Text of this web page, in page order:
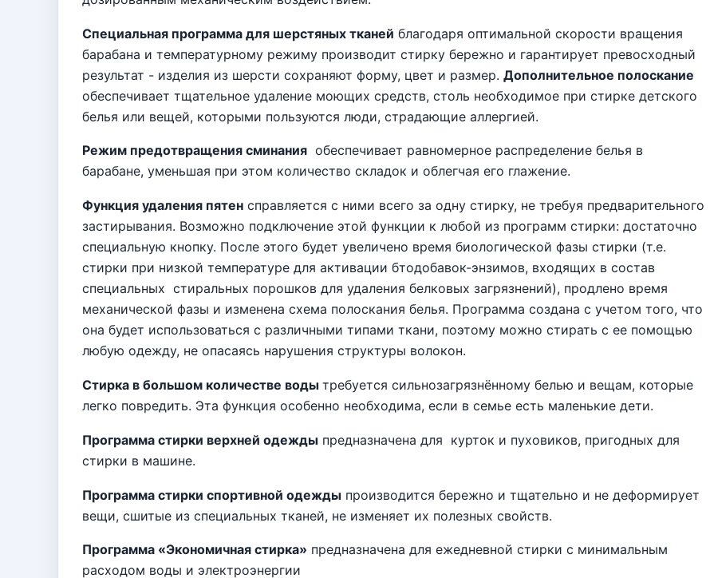
Специальная программа для шерстяных тканей благодаря оптимальной скорости вращения
барабана и температурному режиму производит стирку бережно и гарантирует превосходный
результат - изделия из шерсти сохраняют форму, цвет и размер. Дополнительное полоскание
обеспечивает тщательное удаление моющих средств, столь необходимое при стирке детского
белья или вещей, которыми пользуются люди, страдающие аллергией.
Режим предотвращения сминания обеспечивает равномерное распределение белья в
барабане, уменьшая при этом количество складок и облегчая его глажение.
Функция удаления пятен справляется с ними всего за одну стирку, не требуя предварительного
застирывания. Возможно подключение этой функции к любой из программ стирки: достаточно
специальную кнопку. После этого будет увеличено время биологической фазы стирки (т.е.
стирки при низкой температуре для активации бтодобавок-энзимов, входящих в состав
специальных стиральных порошков для удаления белковых загрязнений), продлено время
механической фазы и изменена схема полоскания белья. Программа создана с учетом того, что
она будет использоваться с различными типами ткани, поэтому можно стирать с ее помощью
любую одежду, не опасаясь нарушения структуры волокон.
Стирка в большом количестве воды требуется сильнозагрязнённому белью и вещам, которые
легко повредить. Эта функция особенно необходима, если в семье есть маленькие дети.
Программа стирки верхней одежды предназначена для курток и пуховиков, пригодных для
стирки в машине.
Программа стирки спортивной одежды производится бережно и тщательно и не деформирует
вещи, сшитые из специальных тканей, не изменяет их полезных свойств.
Программа «Экономичная стирка» предназначена для ежедневной стирки с минимальным
расходом воды и электроэнергии